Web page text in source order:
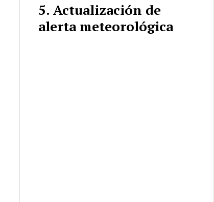
Actualización de
alerta meteorológica